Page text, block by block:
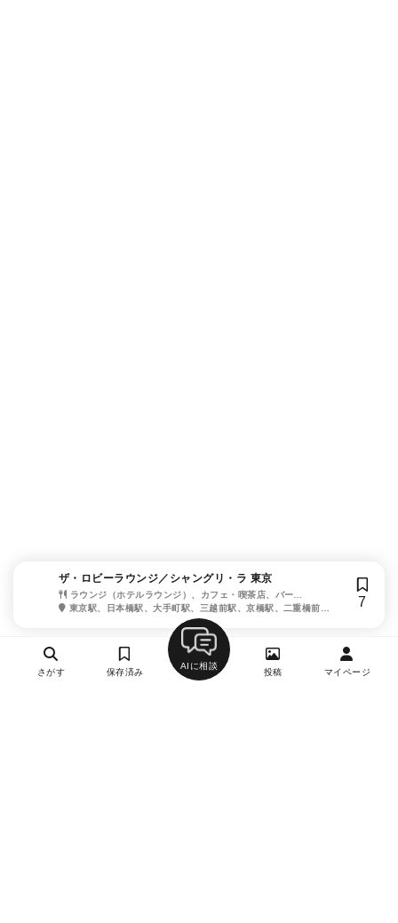
ザ・ロビーラウンジ／シャングリ・ラ 東京
ラウンジ（ホテルラウンジ）、カフェ・喫茶店、バー
（BAR）、各国料理
東京駅、日本橋駅、大手町駅、三越前駅、京橋駅、二重橋前
7
さがす 保存済み
AIに相談
投稿 マイページ